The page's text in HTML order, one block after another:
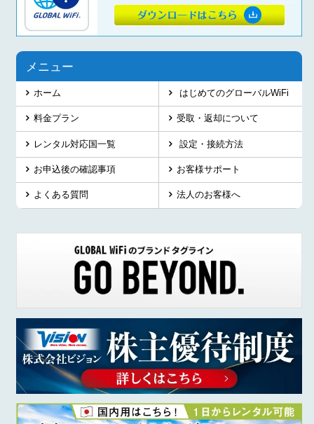
メニュー
ホーム
料金プラン
レンタル対応国一覧
お申込後の確認事項
よくある質問
はじめてのグローバルWiFi
受取・返却について
設定・接続方法
お客様サポート
法人のお客様へ